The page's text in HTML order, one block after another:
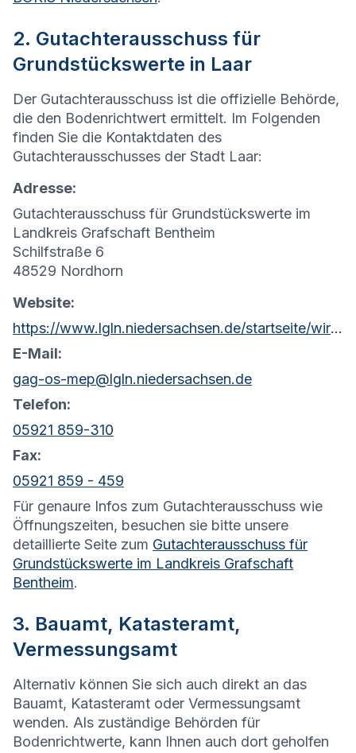
2. Gutachterausschuss für
Grundstückswerte in Laar
Der Gutachterausschuss ist die offizielle Behörde,
die den Bodenrichtwert ermittelt. Im Folgenden
finden Sie die Kontaktdaten des
Gutachterausschusses der Stadt Laar:
Adresse:
Gutachterausschuss für Grundstückswerte im
Landkreis Grafschaft Bentheim
Schilfstraße 6
48529 Nordhorn
Website:
https://www.lgln.niedersachsen.de/startseite/wir_uber_uns_amp_organisation/organisation_amp_kontakt/rd_osnabruck_meppen/geschaftsstelle_gutachterausschuss/geschaftsstelle-des-gutachterausschusses-osnabruck-meppen-103483.html
E-Mail:
gag-os-mep@lgln.niedersachsen.de
Telefon:
05921 859-310
Fax:
05921 859 - 459
Für genaure Infos zum Gutachterausschuss wie
Öffnungszeiten, besuchen sie bitte unsere
detaillierte Seite zum Gutachterausschuss für
Grundstückswerte im Landkreis Grafschaft
Bentheim.
3. Bauamt, Katasteramt,
Vermessungsamt
Alternativ können Sie sich auch direkt an das
Bauamt, Katasteramt oder Vermessungsamt
wenden. Als zuständige Behörden für
Bodenrichtwerte, kann Ihnen auch dort geholfen